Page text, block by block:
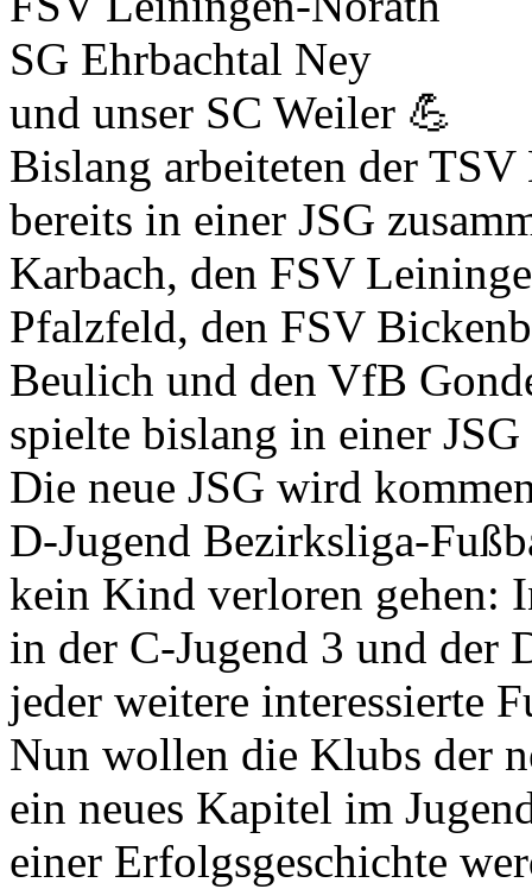
SG Ehrbachtal Ney
und unser SC Weiler 💪
Bislang arbeiteten der
bereits in einer JSG
Karbach, den FSV
Pfalzfeld, den FSV
Beulich und den VfB
spielte bislang in einer
Die neue JSG wird
D-Jugend Bezirksliga-
kein Kind verloren gehen:
in der C-Jugend 3 und der
jeder weitere interessierte
Nun wollen die Klubs der
ein neues Kapitel im
einer Erfolgsgeschichte